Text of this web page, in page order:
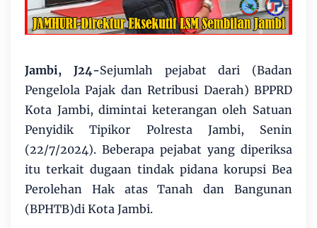
Jambi, J24-Sejumlah pejabat dari (Badan
Pengelola Pajak dan Retribusi Daerah) BPPRD
Kota Jambi, dimintai keterangan oleh Satuan
Penyidik Tipikor Polresta Jambi, Senin
(22/7/2024). Beberapa pejabat yang diperiksa
itu terkait dugaan tindak pidana korupsi Bea
Perolehan Hak atas Tanah dan Bangunan
(BPHTB)di Kota Jambi.